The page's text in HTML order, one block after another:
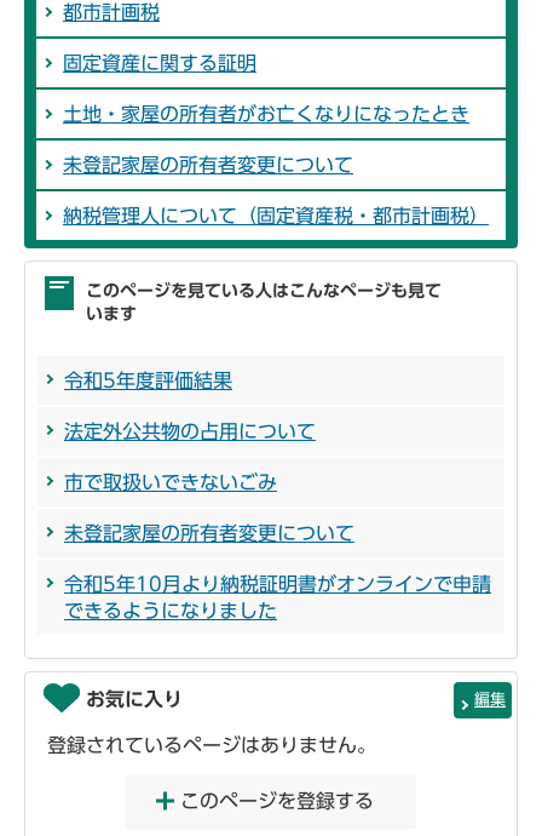
都市計画税
固定資産に関する証明
土地・家屋の所有者がお亡くなりになったとき
未登記家屋の所有者変更について
納税管理人について（固定資産税・都市計画税）
このページを見ている人はこんなページも見て
います
令和5年度評価結果
法定外公共物の占用について
市で取扱いできないごみ
未登記家屋の所有者変更について
令和5年10月より納税証明書がオンラインで申請
できるようになりました
お気に入り 編集
登録されているページはありません。
このページを登録する